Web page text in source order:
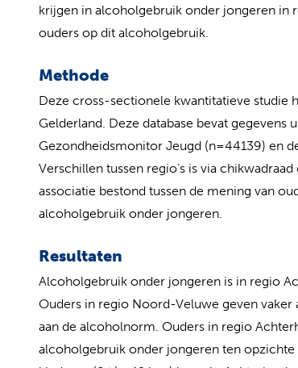
krijgen in alcoholgebruik onder jongeren
ouders op dit alcoholgebruik.
Methode
Deze cross-sectionele kwantitatieve studie
Gelderland. Deze database bevat
Gezondheidsmonitor Jeugd (n=44139) en
Verschillen tussen regio’s is via
associatie bestond tussen de mening van
alcoholgebruik onder jongeren.
Resultaten
Alcoholgebruik onder jongeren is in regio
Ouders in regio Noord-Veluwe geven
aan de alcoholnorm. Ouders in regio
alcoholgebruik onder jongeren ten